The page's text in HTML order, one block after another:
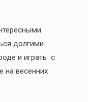
долгими
и играть с
на весенних